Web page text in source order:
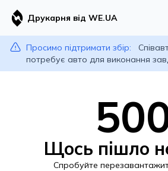
Друкарня від WE.UA
Просимо підтримати збір:
потребує авто для виконання
Щось пішло
Спробуйте